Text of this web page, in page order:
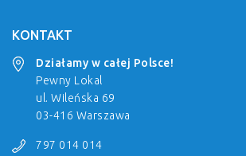
KONTAKT
Działamy w całej Polsce!
Pewny Lokal
ul. Wileńska 69
03-416 Warszawa
797 014 014